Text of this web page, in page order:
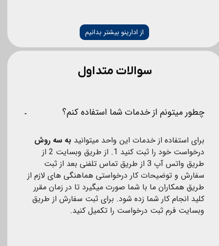
از ادارینو بیشتر بدانیم
سوالات متداول
چطور میتونم از خدمات شما استفاده کنم؟
برای استفاده از خدمات این واحد میتوانید به سه روش
وبسایت فرم ثبت درخواست را تکمیل کنید.